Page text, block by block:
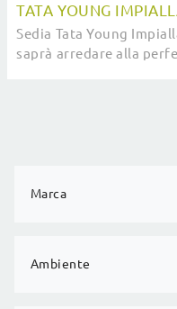
Marca
Ambiente
TATA YOUNG
Sedia Tata Young
saprà arredare alla